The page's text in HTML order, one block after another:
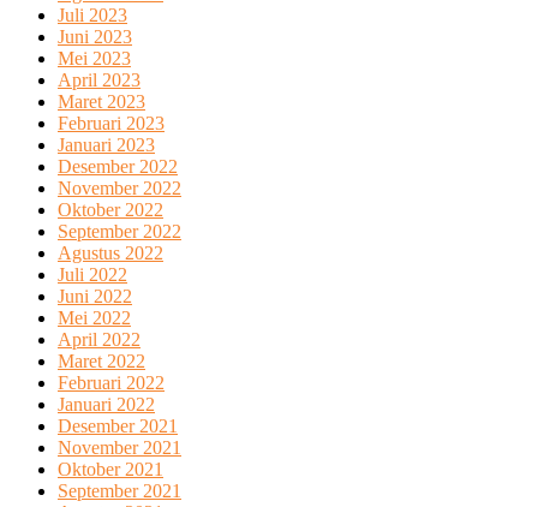
Juli 2023
Juni 2023
Mei 2023
April 2023
Maret 2023
Februari 2023
Januari 2023
Desember 2022
November 2022
Oktober 2022
September 2022
Agustus 2022
Juli 2022
Juni 2022
Mei 2022
April 2022
Maret 2022
Februari 2022
Januari 2022
Desember 2021
November 2021
Oktober 2021
September 2021